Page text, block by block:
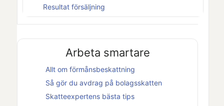
Resultat försäljning
Arbeta smartare
Allt om förmånsbeskattning
Så gör du avdrag på bolagsskatten
Skatteexpertens bästa tips